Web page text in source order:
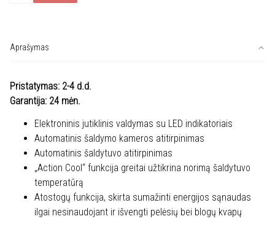
LNC7ME32X3
Aprašymas
Pristatymas: 2-4 d.d.
Garantija: 24 mėn.
Elektroninis jutiklinis valdymas su LED indikatoriais
Automatinis šaldymo kameros atitirpinimas
Automatinis šaldytuvo atitirpinimas
„Action Cool“ funkcija greitai užtikrina norimą šaldytuvo
temperatūrą
Atostogų funkcija, skirta sumažinti energijos sąnaudas
ilgai nesinaudojant ir išvengti pelėsių bei blogų kvapų